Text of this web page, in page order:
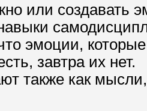
или создавать
эмоции,
завтра их нет.
также как